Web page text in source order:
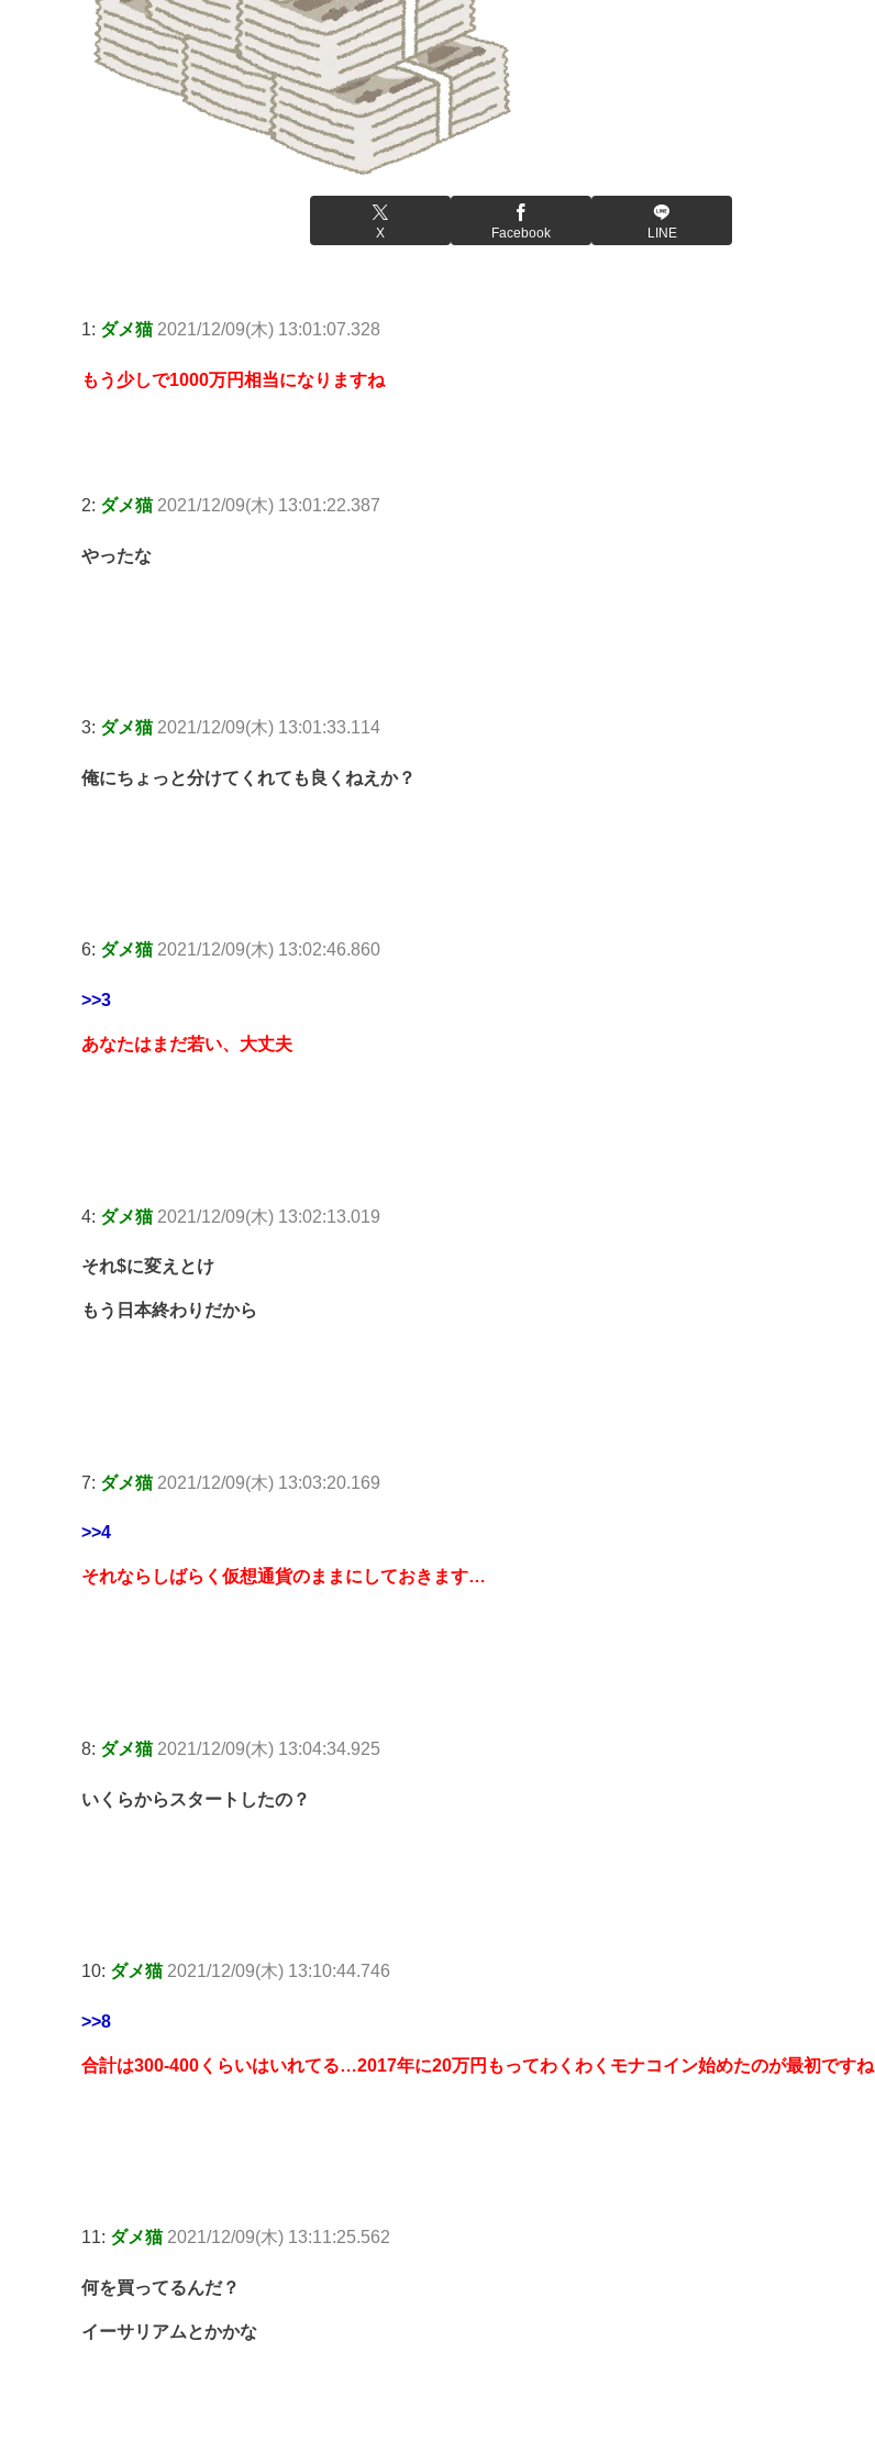
X Facebook LINE
1: ダメ猫 2021/12/09(木) 13:01:07.328
もう少しで1000万円相当になりますね
2: ダメ猫 2021/12/09(木) 13:01:22.387
やったな
3: ダメ猫 2021/12/09(木) 13:01:33.114
俺にちょっと分けてくれても良くねえか？
6: ダメ猫 2021/12/09(木) 13:02:46.860
>>3
あなたはまだ若い、大丈夫
4: ダメ猫 2021/12/09(木) 13:02:13.019
それ$に変えとけ
もう日本終わりだから
7: ダメ猫 2021/12/09(木) 13:03:20.169
>>4
それならしばらく仮想通貨のままにしておきます…
8: ダメ猫 2021/12/09(木) 13:04:34.925
いくらからスタートしたの？
10: ダメ猫 2021/12/09(木) 13:10:44.746
>>8
合計は300-400くらいはいれてる…2017年に20万円もってわくわくモナコイン始めたのが最初ですね
11: ダメ猫 2021/12/09(木) 13:11:25.562
何を買ってるんだ？
イーサリアムとかかな